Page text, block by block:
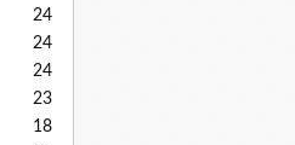
24
24
24
23
18